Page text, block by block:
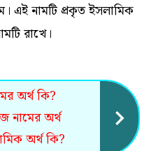
এই নামটি প্রকৃত ইসলামিক
রাখে।
অর্থ কি?
নামের অর্থ
অর্থ কি?